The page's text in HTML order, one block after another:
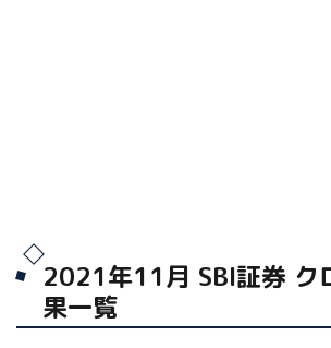
2021年11月 SBI証券 ク
果一覧